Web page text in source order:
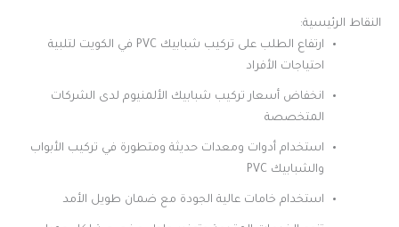
النقاط الرئيسية:
ارتفاع الطلب على تركيب شبابيك PVC في الكويت لتلبية
احتياجات الأفراد
انخفاض أسعار تركيب شبابيك الألمنيوم لدى الشركات
المتخصصة
استخدام أدوات ومعدات حديثة ومتطورة في تركيب الأبواب
والشبابيك PVC
استخدام خامات عالية الجودة مع ضمان طويل الأمد